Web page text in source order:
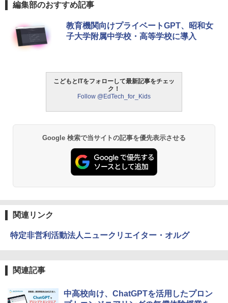
1
タッチペンで音が聞ける!はじめてずかん
1000 英語つき ([バラエティ])
中学英語をもう一度ひとつひとつわかり
やすく。改訂版
仮面ライダー 改造人間 限定ケース版
4
つかめ！理科ダマン 12 最強ロボット決
1
ThinkFun ボードゲーム 「サーキット・
メイズ」 配線回路をプログラミングする
日本語説明書付 8歳~ 76341 誕生日 クリ
￥1,980
物理実験モデル楽器電磁気教材を教える
Galtonplatteの物理的な機器
エンスツール
編集部のおすすめ記事
教育機関向けプライベートGPT、昭和女
子大学附属中学校・高等学校に導入
こどもとITをフォローして最新記事をチェッ
ク！
Follow @EdTech_for_Kids
Google 検索で当サイトの記事を優先表示させる
関連リンク
特定非営利活動法人ニュークリエイター・オルグ
関連記事
中高校向け、ChatGPTを活用したプロン